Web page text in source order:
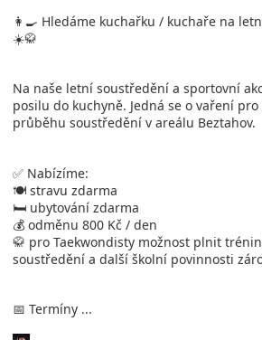
👩‍🍳 Hledáme kuchařku / kuchaře na
☀️🥋
Na naše letní soustředění a sportovní
posilu do kuchyně. Jedná se o vaření
průběhu soustředění v areálu Beztahov.
✅ Nabízíme:
🍽️ stravu zdarma
🛏️ ubytování zdarma
💰 odměnu 800 Kč / den
🥋 pro Taekwondisty možnost plnit
soustředění a další školní povinnosti
📅 Termíny ...